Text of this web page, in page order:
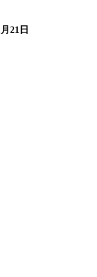
月 21 日